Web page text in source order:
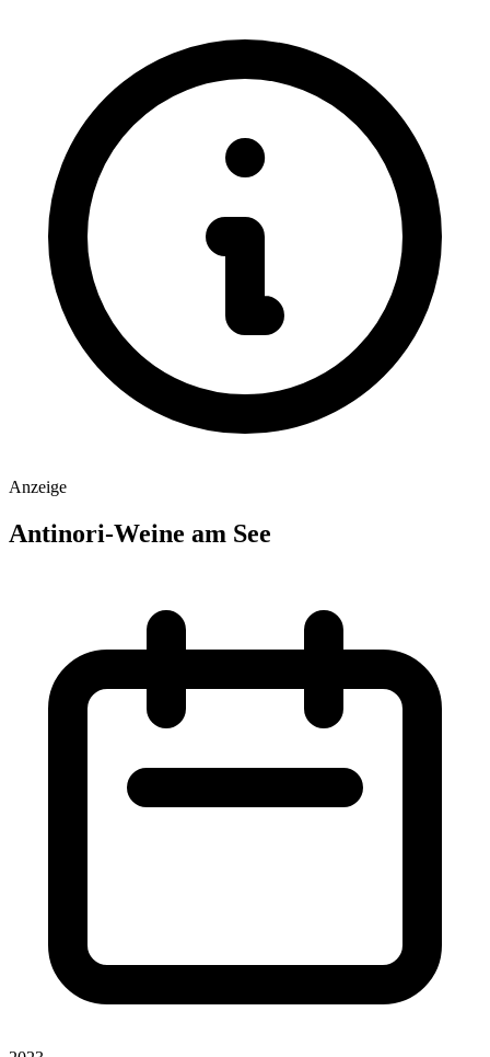
Anzeige
Antinori-Weine am See